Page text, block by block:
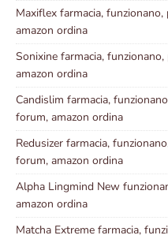
Maxiflex farmacia,
amazon ordina
Sonixine farmacia,
amazon ordina
Candislim farmacia,
forum, amazon ordina
Redusizer farmacia,
forum, amazon ordina
Alpha Lingmind New
amazon ordina
Matcha Extreme farmacia,